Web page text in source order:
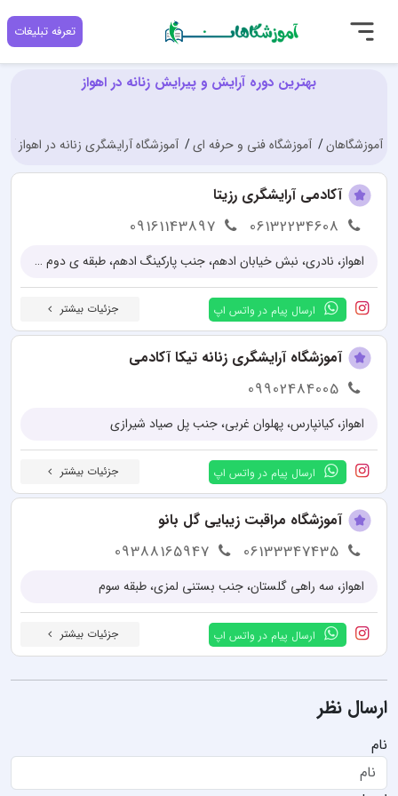
تعرفه تبلیغات
بهترین دوره آرایش و پیرایش زنانه در اهواز
آموزشگاهان آموزشگاه فنی و حرفه ای آموزشگاه آرایشگری زنانه در اهواز
آکادمی آرایشگری رزیتا
06132234608
09161143897
اهواز، نادری، نبش خیابان ادهم، جنب پارکینگ ادهم، طبقه ی دوم پاساژ شفیعی نژاد
ارسال پیام در واتس اپ جزئیات بیشتر
آموزشگاه آرایشگری زنانه تیکا آکادمی
09902484005
اهواز، کیانپارس، پهلوان غربی، جنب پل صیاد شیرازی
ارسال پیام در واتس اپ جزئیات بیشتر
آموزشگاه مراقبت زیبایی گل بانو
06133347435
09388165947
اهواز، سه راهی گلستان، جنب بستنی لمزی، طبقه سوم
ارسال پیام در واتس اپ جزئیات بیشتر
ارسال نظر
نام